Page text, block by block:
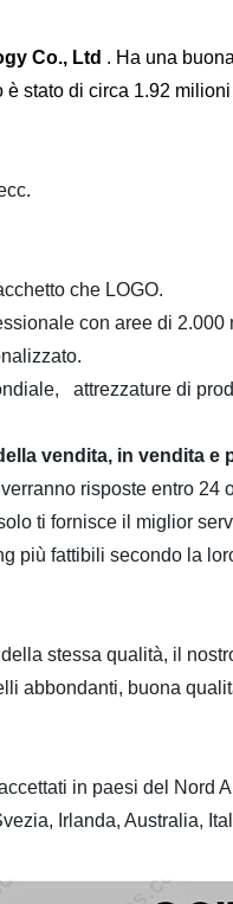
Co., Ltd . Ha una
è stato di circa 1.92
che LOGO.
con aree di 2.000
attrezzature di
vendita, in vendita e
risposte entro
ti fornisce il miglior
più fattibili secondo la
stessa qualità, il
abbondanti, buona
in paesi del
Irlanda, Australia,